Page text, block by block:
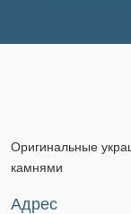
Оригинальные
камнями
Адрес